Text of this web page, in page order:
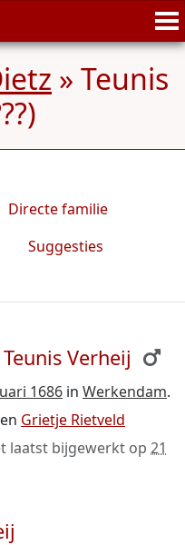
» Teunis
Directe familie
Suggesties
Verheij
1686 in Werkendam.
en Grietje Rietveld
laatst bijgewerkt op 21